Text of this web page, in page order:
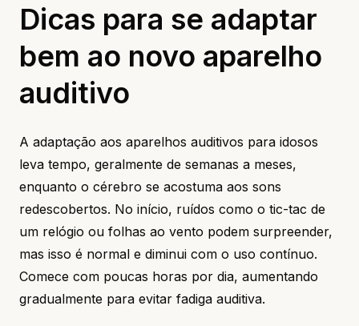
Dicas para se adaptar
bem ao novo aparelho
auditivo
A adaptação aos aparelhos auditivos para idosos
leva tempo, geralmente de semanas a meses,
enquanto o cérebro se acostuma aos sons
redescobertos. No início, ruídos como o tic-tac de
um relógio ou folhas ao vento podem surpreender,
mas isso é normal e diminui com o uso contínuo.
Comece com poucas horas por dia, aumentando
gradualmente para evitar fadiga auditiva.